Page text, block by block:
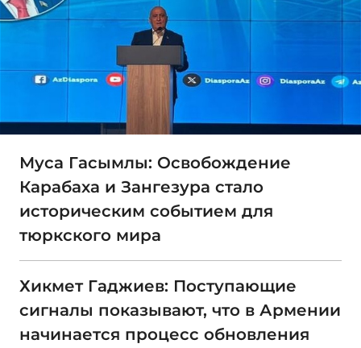
Муса Гасымлы: Освобождение
Карабаха и Зангезура стало
историческим событием для
тюркского мира
Хикмет Гаджиев: Поступающие
сигналы показывают, что в Армении
начинается процесс обновления